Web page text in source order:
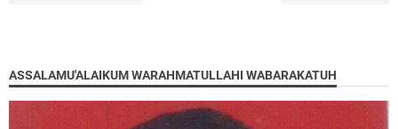
ASSALAMU'ALAIKUM WARAHMATULLAHI WABARAKATUH